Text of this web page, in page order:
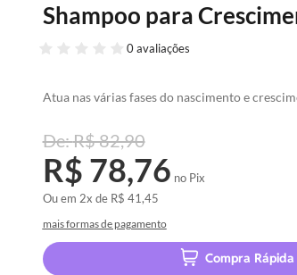
Shampoo para
0 avaliações
Atua nas várias fases do nascimento e
R$ 82,90
R$ 78,76 no Pix
Ou em 2x de R$ 41,45
mais formas de pagamento
Compra Rápida